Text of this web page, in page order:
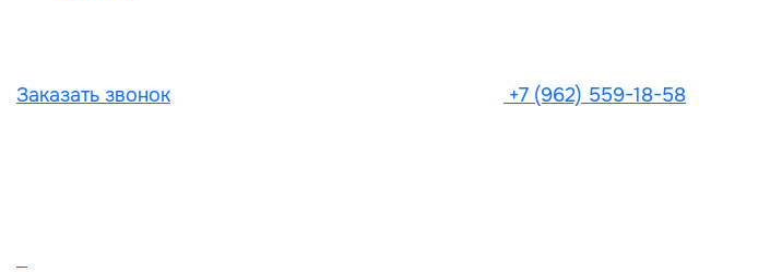
Заказать звонок +7 (962) 559-18-58